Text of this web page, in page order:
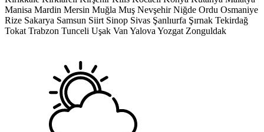
Manisa Mardin Mersin Muğla Muş Nevşehir Niğde Ordu Osmaniye
Rize Sakarya Samsun Siirt Sinop Sivas Şanlıurfa Şırnak Tekirdağ
Tokat Trabzon Tunceli Uşak Van Yalova Yozgat Zonguldak